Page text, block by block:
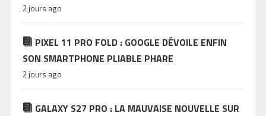
2 jours ago
PIXEL 11 PRO FOLD : GOOGLE DÉVOILE ENFIN
SON SMARTPHONE PLIABLE PHARE
2 jours ago
GALAXY S27 PRO : LA MAUVAISE NOUVELLE SUR